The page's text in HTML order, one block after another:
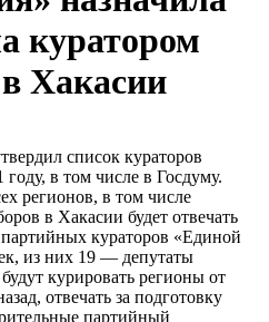
куратором
Хакасии
список кураторов
в том числе в Госдуму.
регионов, в том числе
в Хакасии будет отвечать
кураторов «Единой
из них 19 — депутаты
курировать регионы от
отвечать за подготовку
партийный